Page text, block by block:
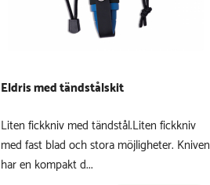
Eldris med tändstålskit
Liten fickkniv med tändstål.Liten fickkniv
med fast blad och stora möjligheter. Kniven
har en kompakt d...